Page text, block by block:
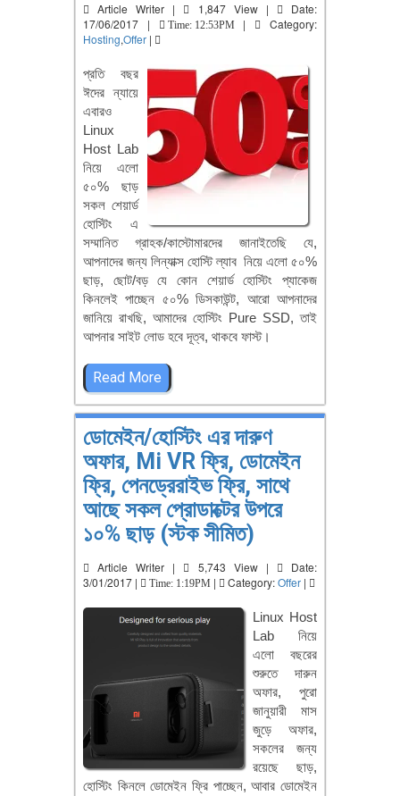
Article Writer | 1,847 View |
Date:
17/06/2017 |
Time: 12:53PM |
Category:
Hosting,Offer |
প্রতি বছর
ঈদের ন্যায়ে
এবারও
Linux
Host Lab
নিয়ে এলো
৫০% ছাড়
সকল শেয়ার্ড
হোস্টিং এ
সম্মানিত গ্রাহক/কাস্টোমারদের জানাইতেছি যে,
আপনাদের জন্য লিন্যাক্স হোস্টি ল্যাব নিয়ে এলো ৫০%
ছাড়, ছোট/বড় যে কোন শেয়ার্ড হোস্টিং প্যাকেজ
কিনলেই পাচ্ছেন ৫০% ডিসকাউন্ট, আরো আপনাদের
জানিয়ে রাখছি, আমাদের হোস্টিং Pure SSD, তাই
আপনার সাইট লোড হবে দূত্ব, থাকবে ফাস্ট।
Read More
ডোমেইন/হোস্টিং এর দারুণ
অফার, Mi VR ফ্রি, ডোমেইন
ফ্রি, পেনড্রেরাইভ ফ্রি, সাথে
আছে সকল প্রোডাক্টের উপরে
১০% ছাড় (স্টক সীমিত)
Article Writer | 5,743 View |
Date:
3/01/2017 |
Time: 1:19PM | Category:Offer |
Linux Host
Lab নিয়ে
এলো বছরের
শুরুতে দারুন
অফার, পুরো
জানুয়ারী মাস
জুড়ে অফার,
সকলের জন্য
রয়েছে ছাড়,
হোস্টিং কিনলে ডোমেইন ফ্রি পাচ্ছেন, আবার ডোমেইন